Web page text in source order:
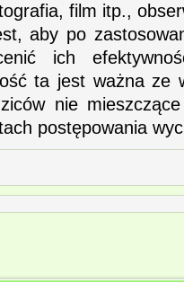
film itp.,
aby po
ich
ta jest ważna ze
nie
postępowania